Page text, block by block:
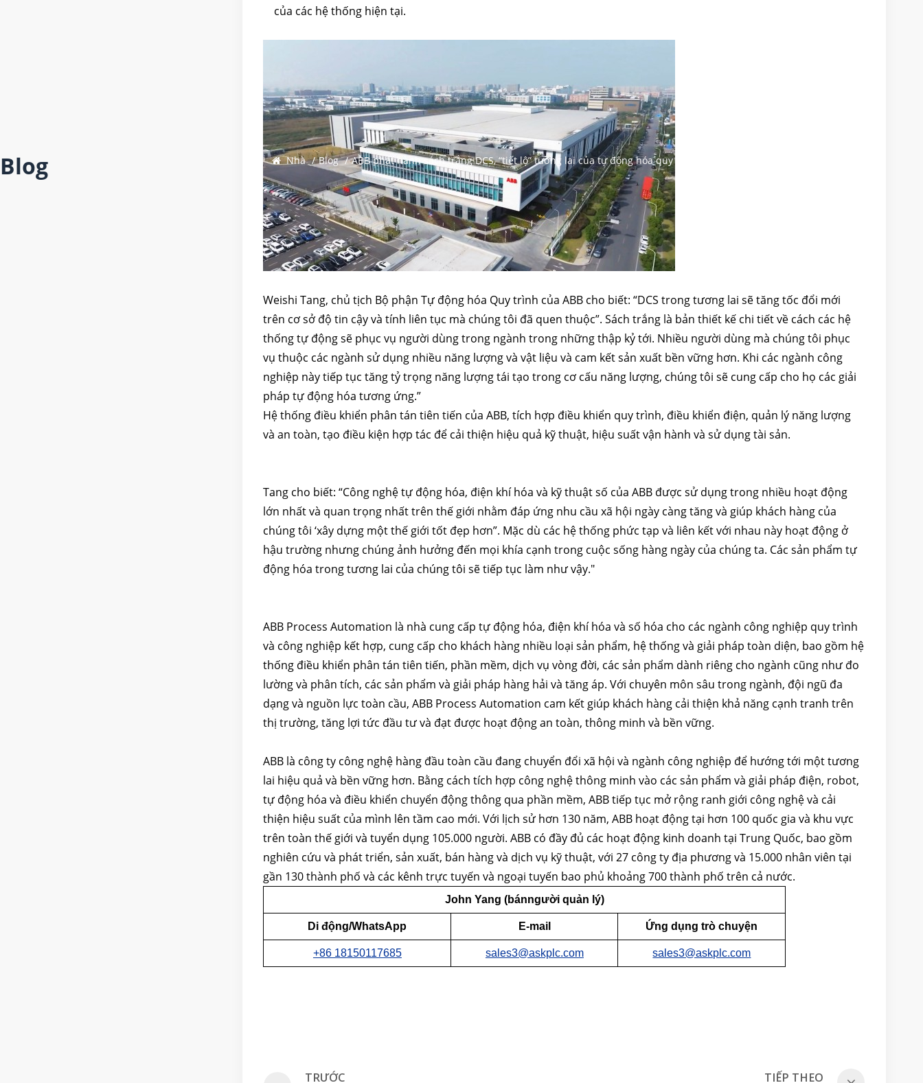
Blog Nhà / Blog / ABB phát hành sách trắng DCS, “tiết lộ” tương lai của tự động hóa quy trình
của các hệ thống hiện tại.
Weishi Tang, chủ tịch Bộ phận Tự động hóa Quy trình của ABB cho biết: “DCS trong tương lai sẽ tăng tốc đổi mới
trên cơ sở độ tin cậy và tính liên tục mà chúng tôi đã quen thuộc”. Sách trắng là bản thiết kế chi tiết về cách các hệ
thống tự động sẽ phục vụ người dùng trong ngành trong những thập kỷ tới. Nhiều người dùng mà chúng tôi phục
vụ thuộc các ngành sử dụng nhiều năng lượng và vật liệu và cam kết sản xuất bền vững hơn. Khi các ngành công
nghiệp này tiếp tục tăng tỷ trọng năng lượng tái tạo trong cơ cấu năng lượng, chúng tôi sẽ cung cấp cho họ các giải
pháp tự động hóa tương ứng.”
Hệ thống điều khiển phân tán tiên tiến của ABB, tích hợp điều khiển quy trình, điều khiển điện, quản lý năng lượng
và an toàn, tạo điều kiện hợp tác để cải thiện hiệu quả kỹ thuật, hiệu suất vận hành và sử dụng tài sản.
Tang cho biết: “Công nghệ tự động hóa, điện khí hóa và kỹ thuật số của ABB được sử dụng trong nhiều hoạt động
lớn nhất và quan trọng nhất trên thế giới nhằm đáp ứng nhu cầu xã hội ngày càng tăng và giúp khách hàng của
chúng tôi ‘xây dựng một thế giới tốt đẹp hơn”. Mặc dù các hệ thống phức tạp và liên kết với nhau này hoạt động ở
hậu trường nhưng chúng ảnh hưởng đến mọi khía cạnh trong cuộc sống hàng ngày của chúng ta. Các sản phẩm tự
động hóa trong tương lai của chúng tôi sẽ tiếp tục làm như vậy."
ABB Process Automation là nhà cung cấp tự động hóa, điện khí hóa và số hóa cho các ngành công nghiệp quy trình
và công nghiệp kết hợp, cung cấp cho khách hàng nhiều loại sản phẩm, hệ thống và giải pháp toàn diện, bao gồm hệ
thống điều khiển phân tán tiên tiến, phần mềm, dịch vụ vòng đời, các sản phẩm dành riêng cho ngành cũng như đo
lường và phân tích, các sản phẩm và giải pháp hàng hải và tăng áp. Với chuyên môn sâu trong ngành, đội ngũ đa
dạng và nguồn lực toàn cầu, ABB Process Automation cam kết giúp khách hàng cải thiện khả năng cạnh tranh trên
thị trường, tăng lợi tức đầu tư và đạt được hoạt động an toàn, thông minh và bền vững.
ABB là công ty công nghệ hàng đầu toàn cầu đang chuyển đổi xã hội và ngành công nghiệp để hướng tới một tương
lai hiệu quả và bền vững hơn. Bằng cách tích hợp công nghệ thông minh vào các sản phẩm và giải pháp điện, robot,
tự động hóa và điều khiển chuyển động thông qua phần mềm, ABB tiếp tục mở rộng ranh giới công nghệ và cải
thiện hiệu suất của mình lên tầm cao mới. Với lịch sử hơn 130 năm, ABB hoạt động tại hơn 100 quốc gia và khu vực
trên toàn thế giới và tuyển dụng 105.000 người. ABB có đầy đủ các hoạt động kinh doanh tại Trung Quốc, bao gồm
nghiên cứu và phát triển, sản xuất, bán hàng và dịch vụ kỹ thuật, với 27 công ty địa phương và 15.000 nhân viên tại
gần 130 thành phố và các kênh trực tuyến và ngoại tuyến bao phủ khoảng 700 thành phố trên cả nước.
John Yang (bánngười quản lý)
Di động/WhatsApp E-mail Ứng dụng trò chuyện
+86 18150117685 sales3@askplc.com sales3@askplc.com
TRƯỚC TIẾP THEO